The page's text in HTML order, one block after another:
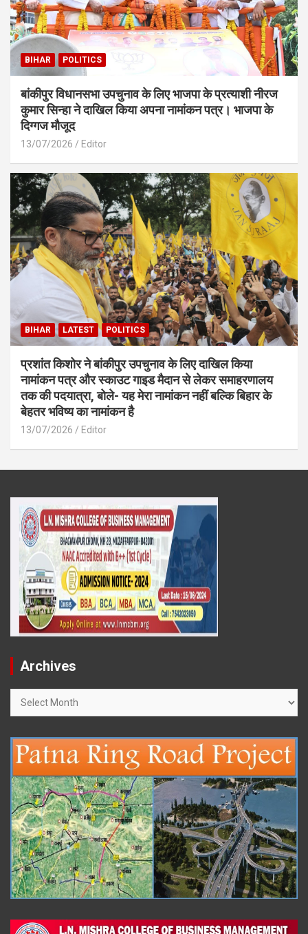
BIHAR POLITICS
बांकीपुर विधानसभा उपचुनाव के लिए भाजपा के प्रत्याशी नीरज
कुमार सिन्हा ने दाखिल किया अपना नामांकन पत्र। भाजपा के
दिग्गज मौजूद
13/07/2026 Editor
BIHAR LATEST POLITICS
प्रशांत किशोर ने बांकीपुर उपचुनाव के लिए दाखिल किया
नामांकन पत्र और स्काउट गाइड मैदान से लेकर समाहरणालय
तक की पदयात्रा, बोले- यह मेरा नामांकन नहीं बल्कि बिहार के
बेहतर भविष्य का नामांकन है
13/07/2026 Editor
Archives